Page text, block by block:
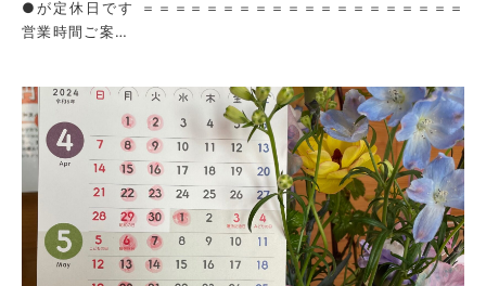
●が定休日です ＝＝＝＝＝＝＝＝＝＝＝＝＝＝＝＝＝＝＝＝
営業時間ご案…